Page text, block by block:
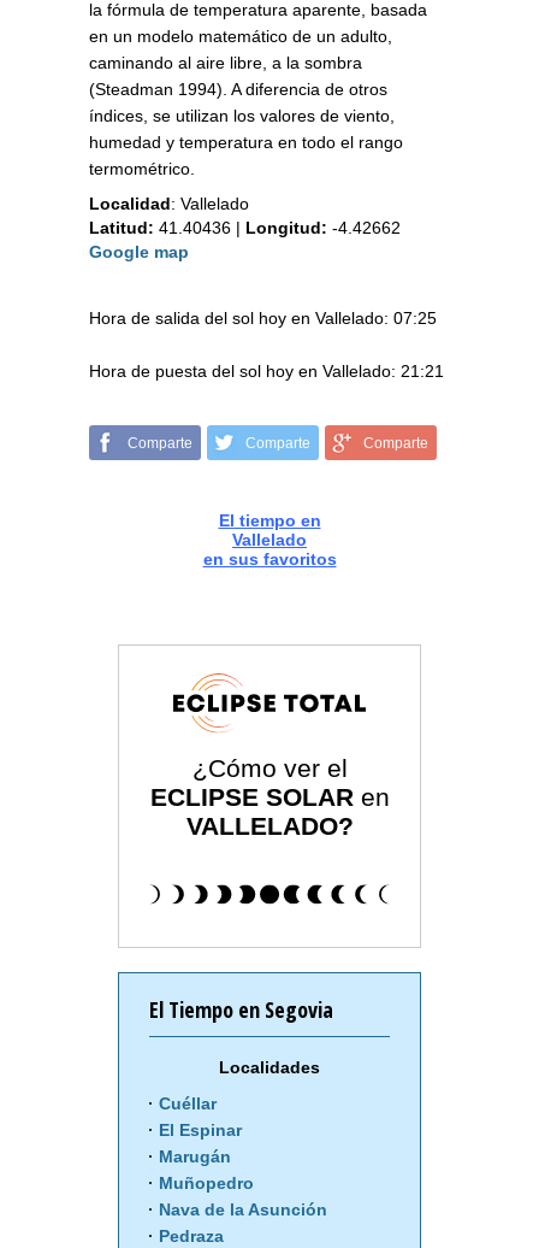
la fórmula de temperatura aparente, basada
en un modelo matemático de un adulto,
caminando al aire libre, a la sombra
(Steadman 1994). A diferencia de otros
índices, se utilizan los valores de viento,
humedad y temperatura en todo el rango
termométrico.
Localidad: Vallelado
Latitud: 41.40436 | Longitud: -4.42662
Google map
Hora de salida del sol hoy en Vallelado: 07:25
Hora de puesta del sol hoy en Vallelado: 21:21
Comparte Comparte Comparte
El tiempo en
Vallelado
en sus favoritos
¿Cómo ver el
ECLIPSE SOLAR en
VALLELADO?
El Tiempo en Segovia
Localidades
Cuéllar
El Espinar
Marugán
Muñopedro
Nava de la Asunción
Pedraza